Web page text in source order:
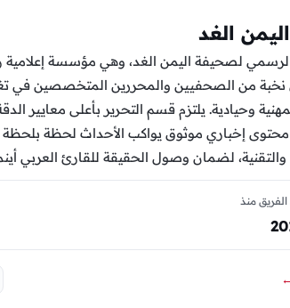
الغد
الرسمي لصحيفة اليمن الغد، وهي مؤسسة
نخبة من الصحفيين والمحررين المتخصصين في
وحيادية. يلتزم قسم التحرير بأعلى معايير
إخباري موثوق يواكب الأحداث لحظة
والتقنية، لضمان وصول الحقيقة للقارئ العربي
منذ